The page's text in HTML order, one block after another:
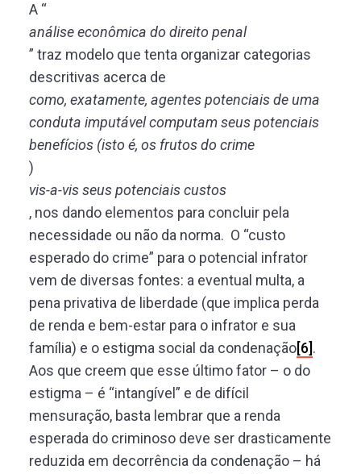
A “
análise econômica do direito penal
” traz modelo que tenta organizar categorias
descritivas acerca de
como, exatamente, agentes potenciais de uma
conduta imputável computam seus potenciais
benefícios (isto é, os frutos do crime
)
vis-a-vis seus potenciais custos
, nos dando elementos para concluir pela
necessidade ou não da norma. O “custo
esperado do crime” para o potencial infrator
vem de diversas fontes: a eventual multa, a
pena privativa de liberdade (que implica perda
de renda e bem-estar para o infrator e sua
família) e o estigma social da condenação[6].
Aos que creem que esse último fator – o do
estigma – é “intangível” e de difícil
mensuração, basta lembrar que a renda
esperada do criminoso deve ser drasticamente
reduzida em decorrência da condenação – há